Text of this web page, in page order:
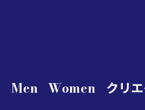
Men Women クリ